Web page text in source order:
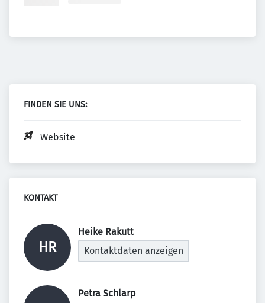
FINDEN SIE UNS:
Website
KONTAKT
HR
Heike Rakutt
Kontaktdaten anzeigen
Petra Schlarp